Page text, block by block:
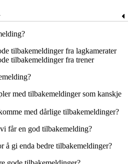
tilbakemeldinger fra lagkamerater
tilbakemeldinger fra trener
med tilbakemeldinger som kanskje
med dårlige tilbakemeldinger?
får en god tilbakemelding?
å gi enda bedre tilbakemeldinger?